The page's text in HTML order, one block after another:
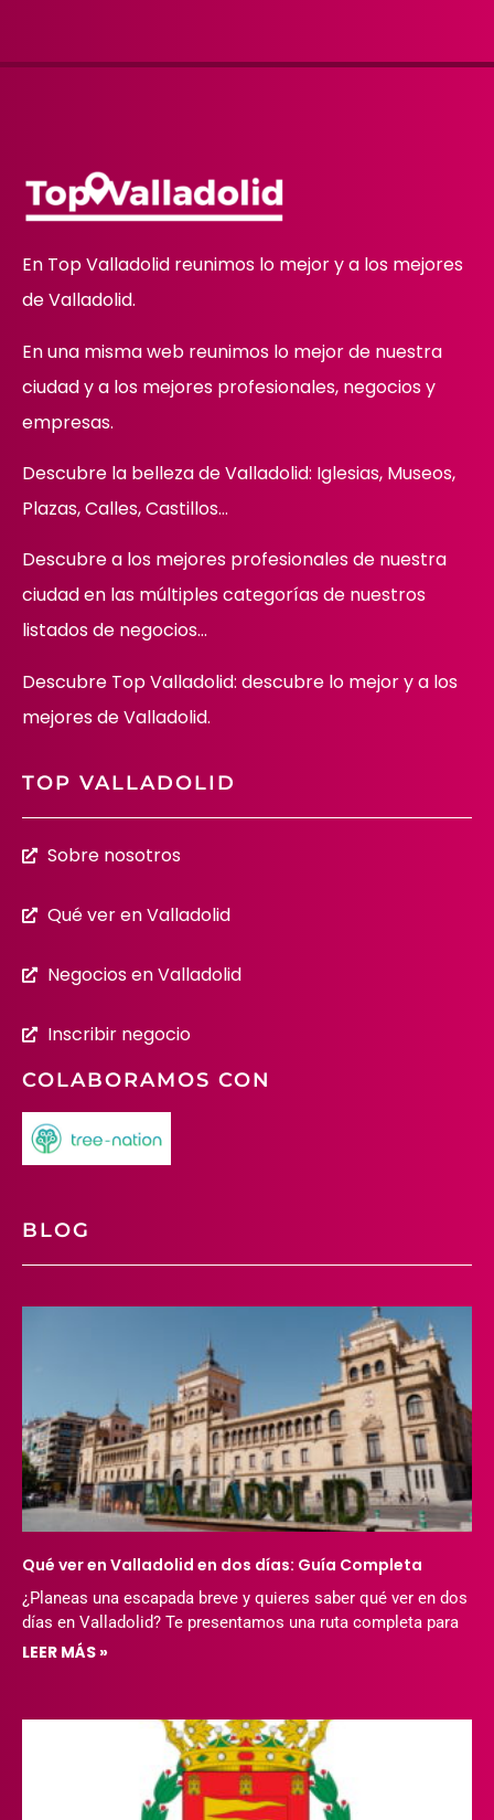
En Top Valladolid reunimos lo mejor y a los mejores
de Valladolid.
En una misma web reunimos lo mejor de nuestra
ciudad y a los mejores profesionales, negocios y
empresas.
Descubre la belleza de Valladolid: Iglesias, Museos,
Plazas, Calles, Castillos…
Descubrea los mejores profesionales de nuestra
ciudad en las múltiples categorías de nuestros
listados de negocios…
Descubre Top Valladolid: descubre lo mejor y a los
mejores de Valladolid.
TOP VALLADOLID
Sobre nosotros
Qué ver en Valladolid
Negocios en Valladolid
Inscribir negocio
COLABORAMOS CON
BLOG
Qué ver en Valladolid en dos días: Guía Completa
¿Planeas una escapada breve y quieres saber qué ver en dos
días en Valladolid? Te presentamos una ruta completa para
LEER MÁS »